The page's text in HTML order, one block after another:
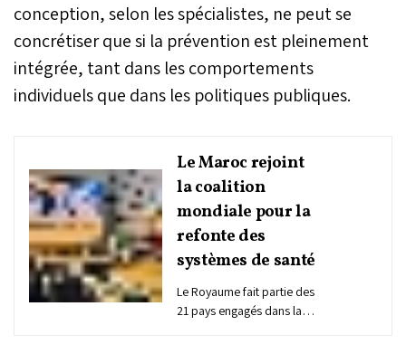
conception, selon les spécialistes, ne peut se
concrétiser que si la prévention est pleinement
intégrée, tant dans les comportements
individuels que dans les politiques publiques.
Le Maroc rejoint
la coalition
mondiale pour la
refonte des
systèmes de santé
Le Royaume fait partie des
21 pays engagés dans la